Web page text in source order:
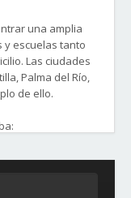
una amplia
escuelas tanto
Las ciudades
Palma del Río,
de ello.
y la